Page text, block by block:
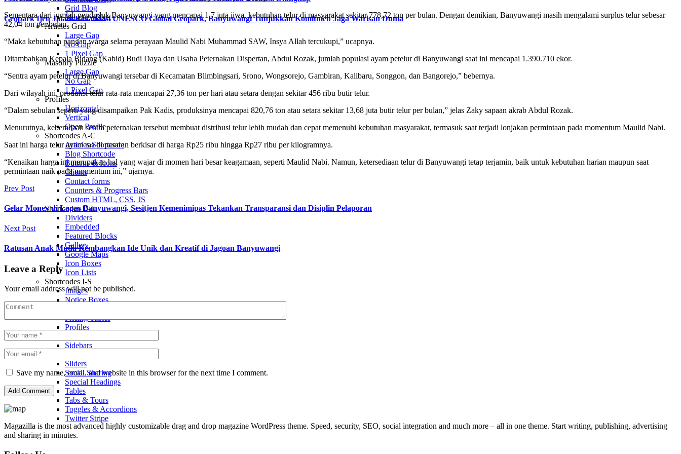
Geopark Ijen Jalani Revalidasi UNESCO Global Geopark, Banyuwangi Tunjukkan Komitmen Jaga Warisan Dunia
Grid Blog
Masonry Blog
Articles Grid
Large Gap
No Gap
1 Pixel Gap
Masonry Puzzle
Large Gap
No Gap
1 Pixel Gap
Profiles
Horizontal
Vertical
Open Profile
Shortcodes A-C
Articles Shortcode
Blog Shortcode
Buttons & Icons
Clients
Contact forms
Counters & Progress Bars
Custom HTML, CSS, JS
Shortcodes D-I
Dividers
Embedded
Featured Blocks
Gallery
Google Maps
Icon Boxes
Icon Lists
Shortcodes I-S
Images
Notice Boxes
Pricing Tables
Profiles
Sidebars
Sliders
Social Sharing
Special Headings
Tables
Tabs & Tours
Toggles & Accordions
Twitter Stripe
Sementara dari jumlah penduduk Banyuwangi yang mencapai 1,7 juta jiwa, kebutuhan telur di masyarakat sekitar 778,72 ton per bulan. Dengan demikian, Banyuwangi masih mengalami surplus telur sebesar
42,04 ton per bulan.
“Maka kebutuhan pangan warga selama perayaan Maulid Nabi Muhammad SAW, Insya Allah tercukupi,” ucapnya.
Ditambahkan Kepala Bidang (Kabid) Budi Daya dan Usaha Peternakan Dispertan, Abdul Rozak, jumlah populasi ayam petelur di Banyuwangi saat ini mencapai 1.390.710 ekor.
“Sentra ayam petelur di Banyuwangi tersebar di Kecamatan Blimbingsari, Srono, Wongsorejo, Gambiran, Kalibaru, Songgon, dan Bangorejo,” bebernya.
Dari wilayah ini, produksi telur rata-rata mencapai 27,36 ton per hari atau setara dengan sekitar 456 ribu butir telur.
“Dalam sebulan seperti yang disampaikan Pak Kadis, produksinya mencapai 820,76 ton atau setara sekitar 13,68 juta butir telur per bulan,” jelas Zaky sapaan akrab Abdul Rozak.
Menurutnya, keberadaan sentra peternakan tersebut membuat distribusi telur lebih mudah dan cepat memenuhi kebutuhan masyarakat, termasuk saat terjadi lonjakan permintaan pada momentum Maulid Nabi.
Saat ini harga telur ayam ras di pasaran berkisar di harga Rp25 ribu hingga Rp27 ribu per kilogramnya.
“Kenaikan harga ini merupakan hal yang wajar di momen hari besar keagamaan, seperti Maulid Nabi. Namun, ketersediaan telur di Banyuwangi tetap terjamin, baik untuk kebutuhan harian maupun saat
permintaan naik pada momentum ini,” ujarnya.
Prev Post
Gelar Monev di Lapas Banyuwangi, Sesitjen Kemenimipas Tekankan Transparansi dan Disiplin Pelaporan
Next Post
Ratusan Anak Muda Kembangkan Ide Unik dan Kreatif di Jagoan Banyuwangi
Leave a Reply
Your email address will not be published.
Save my name, email, and website in this browser for the next time I comment.
Magazilla is the most advanced highly customizable drag and drop magazine WordPress theme. Speed, security, SEO, social integration and much more – all in one theme. Start writing, publishing, advertising
and sharing in minutes.